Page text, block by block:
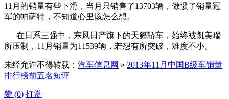
11月的销量有些下滑，当月只销售了13703辆，做惯了销量冠
军的帕萨特，不知道心里该怎么想。
在日系三强中，东风日产旗下的天籁轿车，始终被凯美瑞
所压制，11月销量为11539辆，若想有所突破，难度不小。
未经允许不得转载： 汽车信息网 » 2013年11月中国B级车销量
排行榜前五名短评
赞 (0) 打赏